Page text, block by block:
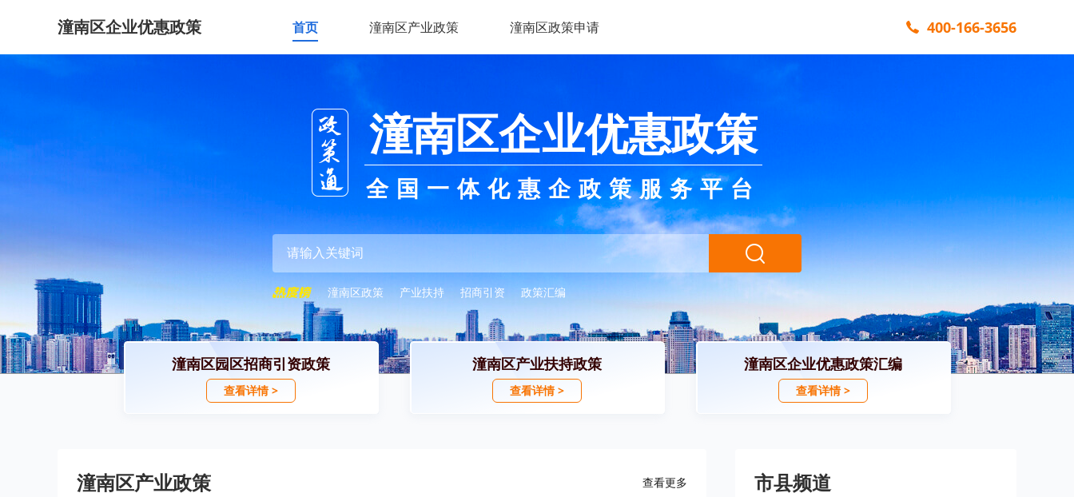
潼南区企业优惠政策 首页 潼南区产业政策 潼南区政策申请 400-166-3656
潼南区企业优惠政策
全国一体化惠企政策服务平台
潼南区政策 产业扶持 招商引资 政策汇编
潼南区园区招商引资政策
查看详情 >
潼南区产业扶持政策
查看详情 >
潼南区企业优惠政策汇编
查看详情 >
潼南区产业政策 查看更多 市县频道